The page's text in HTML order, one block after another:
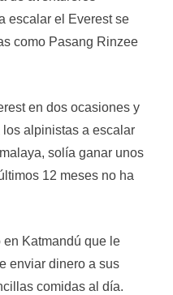
escalar el Everest se
como Pasang Rinzee
en dos ocasiones y
alpinistas a escalar
solía ganar unos
12 meses no ha
Katmandú que le
enviar dinero a sus
comidas al día.